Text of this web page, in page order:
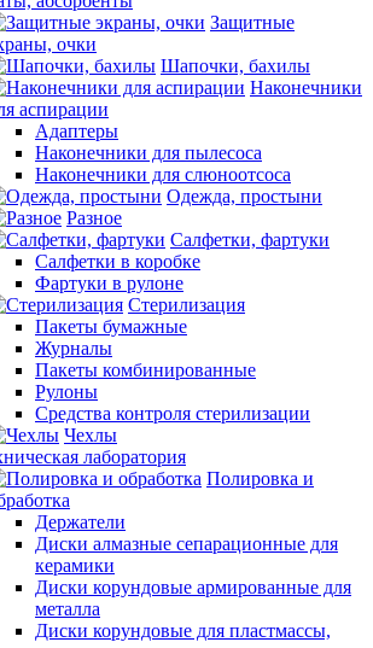
Защитные
очки
Шапочки, бахилы
Наконечники
аспирации
Адаптеры
Наконечники для пылесоса
Наконечники для слюноотсоса
Одежда, простыни
Разное
Салфетки, фартуки
Салфетки в коробке
Фартуки в рулоне
Стерилизация
Пакеты бумажные
Журналы
Пакеты комбинированные
Рулоны
Средства контроля стерилизации
Чехлы
лаборатория
Полировка и
Держатели
Диски алмазные сепарационные для
керамики
Диски корундовые армированные для
металла
Диски корундовые для пластмассы,